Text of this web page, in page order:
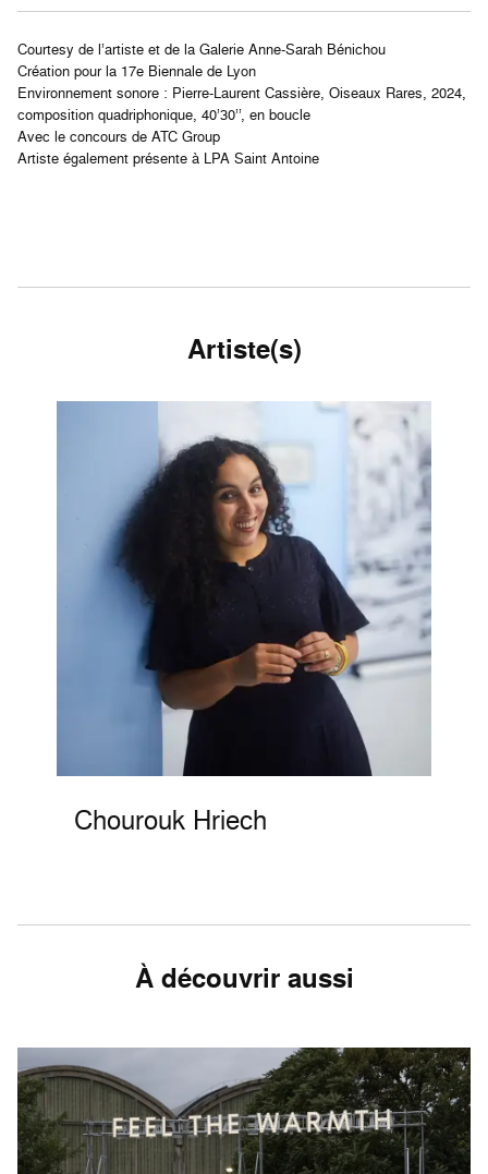
Courtesy de l’artiste et de la Galerie Anne-Sarah Bénichou
Création pour la 17e Biennale de Lyon
Environnement sonore : Pierre-Laurent Cassière, Oiseaux Rares, 2024,
composition quadriphonique, 40’30’’, en boucle
Avec le concours de ATC Group
Artiste également présente à LPA Saint Antoine
Artiste(s)
Chourouk Hriech
À découvrir aussi